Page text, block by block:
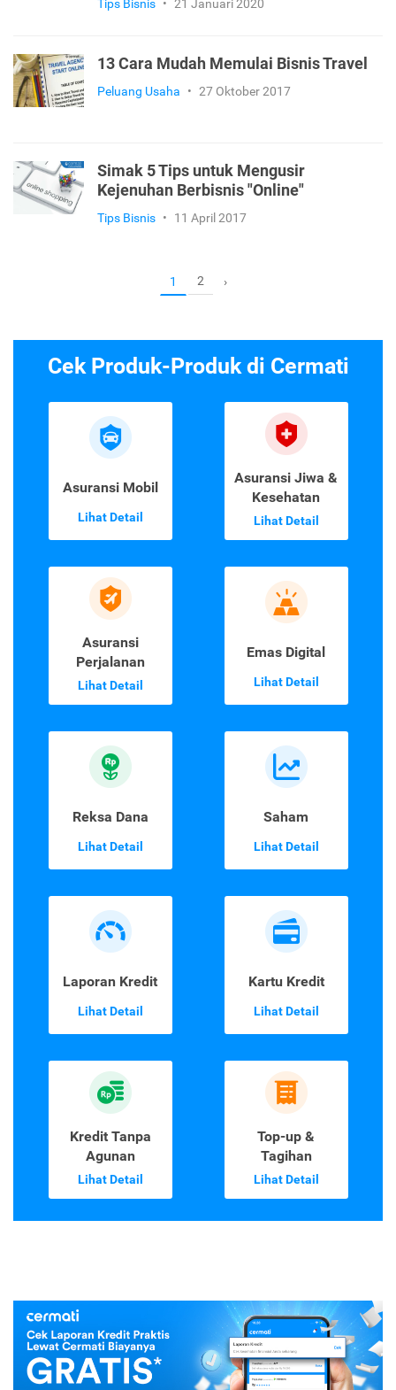
Tips Bisnis • 21 Januari 2020
13 Cara Mudah Memulai Bisnis Travel
Peluang Usaha • 27 Oktober 2017
Simak 5 Tips untuk Mengusir
Kejenuhan Berbisnis "Online"
Tips Bisnis • 11 April 2017
1 2 ›
Cek Produk-Produk di Cermati
Asuransi Mobil
Lihat Detail
Asuransi Jiwa &
Kesehatan
Lihat Detail
Asuransi
Perjalanan
Lihat Detail
Emas Digital
Lihat Detail
Reksa Dana
Lihat Detail
Saham
Lihat Detail
Laporan Kredit
Lihat Detail
Kartu Kredit
Lihat Detail
Kredit Tanpa
Agunan
Lihat Detail
Top-up &
Tagihan
Lihat Detail